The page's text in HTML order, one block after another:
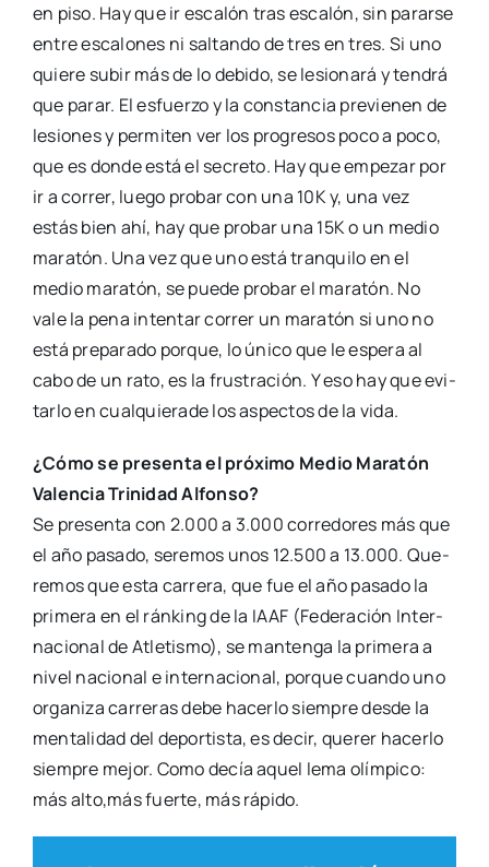
en piso. Hay que ir esca­lón tras esca­lón, sin parar­se
entre esca­lo­nes ni sal­tan­do de tres en tres. Si uno
quie­re subir más de lo debi­do, se lesio­na­rá y ten­drá
que parar. El esfuer­zo y la cons­tan­cia pre­vie­nen de
lesio­nes y per­mi­ten ver los pro­gre­sos poco a poco,
que es don­de está el secre­to. Hay que empe­zar por
ir a correr, lue­go pro­bar con una 10K y, una vez
estás bien ahí, hay que pro­bar una 15K o un medio
mara­tón. Una vez que uno está tran­qui­lo en el
medio mara­tón, se pue­de pro­bar el mara­tón. No
vale la pena inten­tar correr un mara­tón si uno no
está pre­pa­ra­do por­que, lo úni­co que le espe­ra al
cabo de un rato, es la frus­tra­ción. Y eso hay que evi­
tar­lo en cual­quie­ra­de los aspec­tos de la vida.
¿Cómo se pre­sen­ta el pró­xi­mo Medio Mara­tón
Valen­cia Tri­ni­dad Alfon­so?
Se pre­sen­ta con 2.000 a 3.000 corre­do­res más que
el año pasa­do, sere­mos unos 12.500 a 13.000. Que­
re­mos que esta carre­ra, que fue el año pasa­do la
pri­me­ra en el rán­king de la IAAF (Fede­ra­ción Inter­
na­cio­nal de Atle­tis­mo), se man­ten­ga la pri­me­ra a
nivel nacio­nal e inter­na­cio­nal, por­que cuan­do uno
orga­ni­za carre­ras debe hacer­lo siem­pre des­de la
men­ta­li­dad del depor­tis­ta, es decir, que­rer hacer­lo
siem­pre mejor. Como decía aquel lema olím­pi­co:
más alto,más fuer­te, más rápi­do.